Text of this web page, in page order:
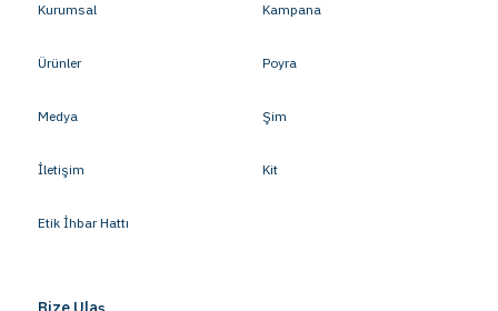
Kurumsal
Ürünler
Medya
İletişim
Etik İhbar Hattı
Kampana
Poyra
Şim
Kit